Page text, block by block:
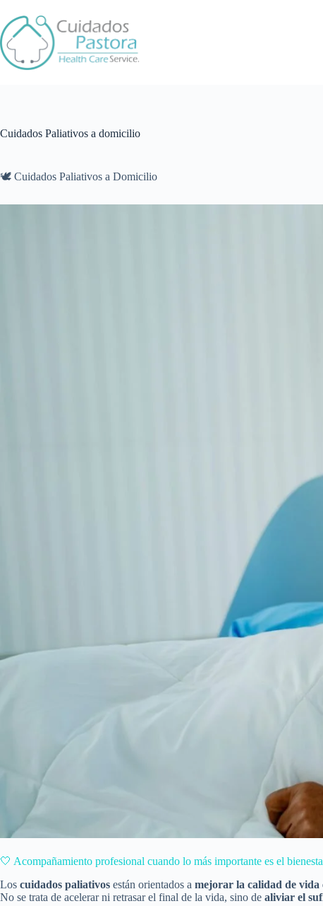
contenido
Cuidados Paliativos a domicilio
🕊️ Cuidados Paliativos a Domicilio
🤍 Acompañamiento profesional cuando lo más importante es el
Los cuidados paliativos están orientados a mejorar la calidad de vida
No se trata de acelerar ni retrasar el final de la vida, sino de aliviar el